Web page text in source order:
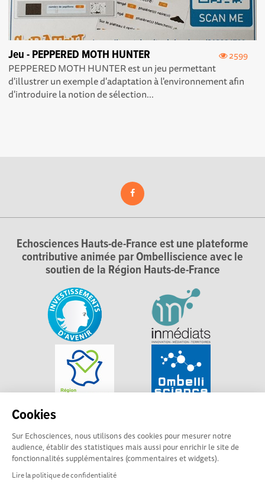
Cookies
Sur Echosciences, nous utilisons des cookies pour mesurer notre
audience, établir des statistiques mais aussi pour enrichir le site de
fonctionnalités supplémentaires (commentaires et widgets).
Lire la politique de confidentialité
2599
Jeu - PEPPERED MOTH HUNTER
PEPPERED MOTH HUNTER est un jeu permettant
d'illustrer un exemple d'adaptation à l'environnement afin
d'introduire la notion de sélection...
Echosciences Hauts-de-France est une plateforme
contributive animée par Ombelliscience avec le
soutien de la Région Hauts-de-France